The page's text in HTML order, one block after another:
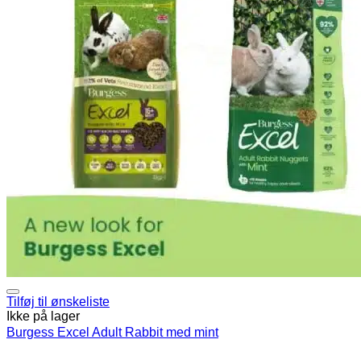
Tilføj til ønskeliste
Ikke på lager
Burgess Excel Adult Rabbit med mint